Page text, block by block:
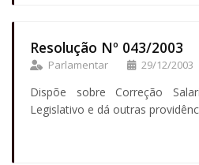
Resolução Nº 043/2003
Parlamentar 29/12/2003
Dispõe sobre Correção
Legislativo e dá outras